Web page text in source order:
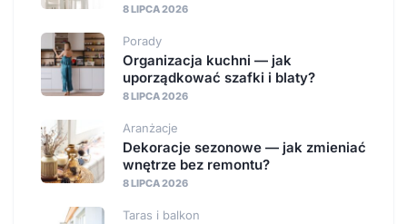
8 LIPCA 2026
Porady
Organizacja kuchni — jak
uporządkować szafki i blaty?
8 LIPCA 2026
Aranżacje
Dekoracje sezonowe — jak zmieniać
wnętrze bez remontu?
8 LIPCA 2026
Taras i balkon